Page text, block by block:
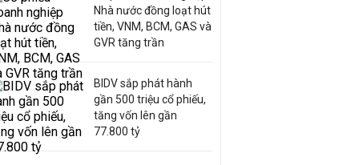
Nhà nước đồng loạt hút
tiền, VNM, BCM, GAS và
GVR tăng trần
BIDV sắp phát hành
gần 500 triệu cổ phiếu,
tăng vốn lên gần
77.800 tỷ